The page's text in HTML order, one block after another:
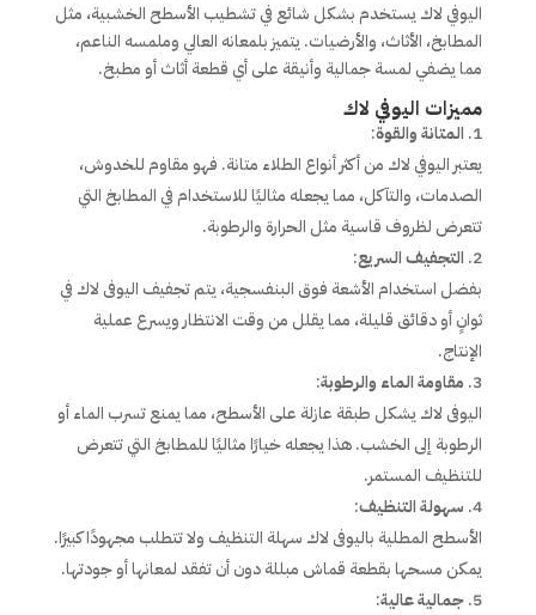
اليوفي لاك يستخدم بشكل شائع في تشطيب الأسطح الخشبية، مثل
المطابخ، الأثاث، والأرضيات. يتميز بلمعانه العالي وملمسه الناعم،
مما يضفي لمسة جمالية وأنيقة على أي قطعة أثاث أو مطبخ.
مميزات اليوفي لاك
المتانة والقوة:
يعتبر اليوفي لاك من أكثر أنواع الطلاء متانة. فهو مقاوم للخدوش،
الصدمات، والتآكل، مما يجعله مثاليًا للاستخدام في المطابخ التي
تتعرض لظروف قاسية مثل الحرارة والرطوبة.
التجفيف السريع:
بفضل استخدام الأشعة فوق البنفسجية، يتم تجفيف اليوفى لاك في
ثوانٍ أو دقائق قليلة، مما يقلل من وقت الانتظار ويسرع عملية
الإنتاج.
مقاومة الماء والرطوبة:
اليوفى لاك يشكل طبقة عازلة على الأسطح، مما يمنع تسرب الماء أو
الرطوبة إلى الخشب. هذا يجعله خيارًا مثاليًا للمطابخ التي تتعرض
للتنظيف المستمر.
سهولة التنظيف:
الأسطح المطلية باليوفى لاك سهلة التنظيف ولا تتطلب مجهودًا كبيرًا.
يمكن مسحها بقطعة قماش مبللة دون أن تفقد لمعانها أو جودتها.
جمالية عالية: